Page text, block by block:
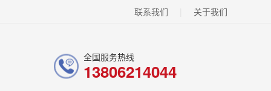
联系我们 关于我们
全国服务热线
13806214044